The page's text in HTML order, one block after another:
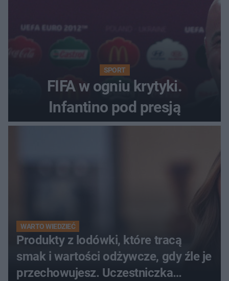
SPORT
FIFA w ogniu krytyki.
Infantino pod presją
WARTO WIEDZIEĆ
Produkty z lodówki, które tracą
smak i wartości odżywcze, gdy źle je
przechowujesz. Uczestniczka